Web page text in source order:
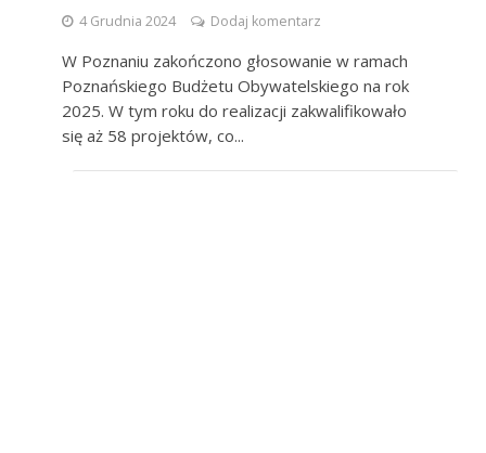
4 Grudnia 2024 Dodaj komentarz
W Poznaniu zakończono głosowanie w ramach
Poznańskiego Budżetu Obywatelskiego na rok
2025. W tym roku do realizacji zakwalifikowało
się aż 58 projektów, co...